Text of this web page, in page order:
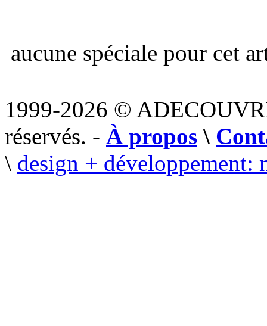
aucune spéciale pour cet
1999-2026 ©
réservés. - À propos \
\ design + développement: